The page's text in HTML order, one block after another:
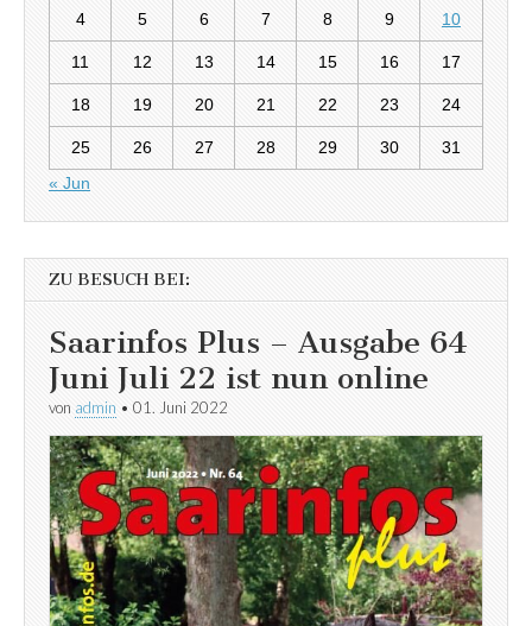
4 5 6 7 8 9 10
11 12 13 14 15 16 17
18 19 20 21 22 23 24
25 26 27 28 29 30
31
« Jun
ZU BESUCH BEI:
Saarinfos Plus – Ausgabe 64
Juni Juli 22 ist nun online
von admin • 01. Juni 2022